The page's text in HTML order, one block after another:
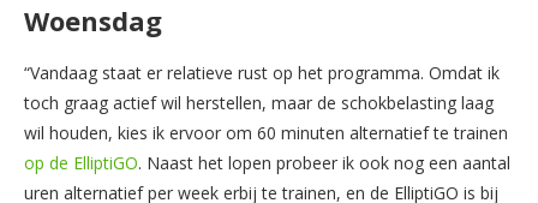
Woensdag
“Vandaag staat er relatieve rust op het programma. Omdat ik
toch graag actief wil herstellen, maar de schokbelasting laag
wil houden, kies ik ervoor om 60 minuten alternatief te trainen
op de ElliptiGO. Naast het lopen probeer ik ook nog een aantal
uren alternatief per week erbij te trainen, en de ElliptiGO is bij